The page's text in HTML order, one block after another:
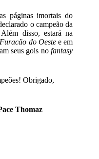
páginas imortais do
o campeão da
disso, estará na
Furacão do Oestee em
seus gols nofantasy
Obrigado,
Thomaz